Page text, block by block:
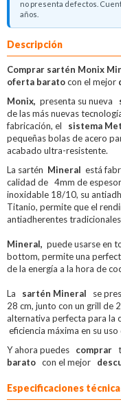
no presenta defectos.
años.
Descripción
Comprar sartén Monix
oferta baratocon el mejor
Monix, presenta su nueva
de las más nuevas
fabricación, el
sistema
pequeñas bolas de acero
acabado ultra-resistente.
La sartén Mineral está
calidad de 4mm de
inoxidable 18/10, su
Titanio, permite que el
antiadherentes
Mineral, puede usarse en
bottom, permite una
de la energía a la hora de
La sartén Mineral
se
28 cm, junto con un grill de
alternativa perfecta para la
eficiencia máxima en su
Y ahora puedes
comprar
barato con el mejor
Especificaciones